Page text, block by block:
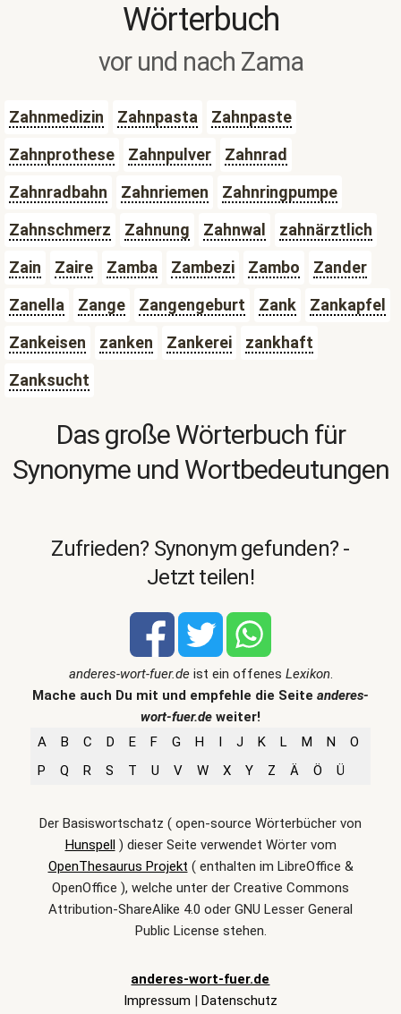
Wörterbuch
vor und nach Zama
Zahnmedizin Zahnpasta
Zahnpaste
Zahnprothese
Zahnpulver
Zahnrad
Zahnradbahn
Zahnriemen
Zahnringpumpe
Zahnschmerz
Zahnung Zahnwal
zahnärztlich
Zain
Zaire Zamba Zambezi Zambo
Zander
Zanella
Zange Zangengeburt Zank
Zankapfel
Zankeisen
zanken Zankerei
zankhaft
Zanksucht
Das große Wörterbuch für
Synonyme und Wortbedeutungen
Zufrieden? Synonym gefunden? -
Jetzt teilen!
anderes-wort-fuer.deist ein offenes Lexikon.
Mache auch Du mit und empfehle die Seite anderes-
wort-fuer.de weiter!
A
B C D E F G H I J K L M N
O
P
Q R S T U V W X Y Z Ä Ö Ü
Der Basiswortschatz ( open-source Wörterbücher von
Hunspell) dieser Seite verwendet Wörter vom
OpenThesaurus Projekt ( enthalten im LibreOffice &
OpenOffice ), welche unter der Creative Commons
Attribution-ShareAlike 4.0 oder GNU Lesser General
Public License stehen.
anderes-wort-fuer.de
Impressum | Datenschutz